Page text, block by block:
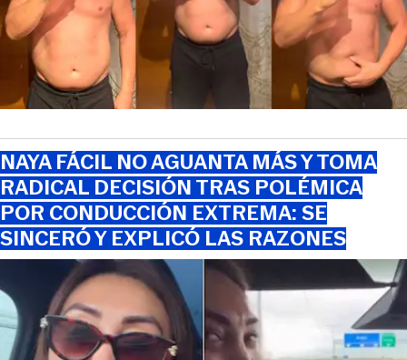
NAYA FÁCIL NO AGUANTA MÁS Y TOMA
RADICAL DECISIÓN TRAS POLÉMICA
POR CONDUCCIÓN EXTREMA: SE
SINCERÓ Y EXPLICÓ LAS RAZONES